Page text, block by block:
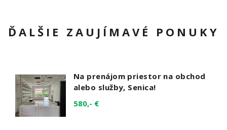
ĎALŠIE ZAUJÍMAVÉ PONUKY
Na prenájom priestor na obchod
alebo služby, Senica!
580,- €